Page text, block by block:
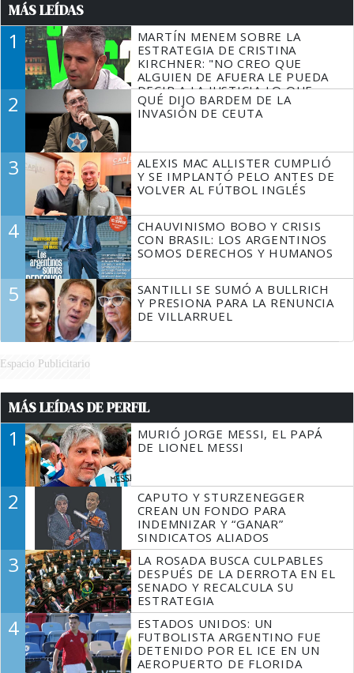
MÁS LEÍDAS
1
MARTÍN MENEM SOBRE LA
ESTRATEGIA DE CRISTINA
KIRCHNER: "NO CREO QUE
ALGUIEN DE AFUERA LE PUEDA
DECIR A LA JUSTICIA LO QUE
TIENE QUE HACER"
2
QUÉ DIJO BARDEM DE LA
INVASIÓN DE CEUTA
3
ALEXIS MAC ALLISTER CUMPLIÓ
Y SE IMPLANTÓ PELO ANTES DE
VOLVER AL FÚTBOL INGLÉS
4
CHAUVINISMO BOBO Y CRISIS
CON BRASIL: LOS ARGENTINOS
SOMOS DERECHOS Y HUMANOS
5
SANTILLI SE SUMÓ A BULLRICH
Y PRESIONA PARA LA RENUNCIA
DE VILLARRUEL
Espacio Publicitario
MÁS LEÍDAS DE PERFIL
1
MURIÓ JORGE MESSI, EL PAPÁ
DE LIONEL MESSI
2
CAPUTO Y STURZENEGGER
CREAN UN FONDO PARA
INDEMNIZAR Y “GANAR”
SINDICATOS ALIADOS
3
LA ROSADA BUSCA CULPABLES
DESPUÉS DE LA DERROTA EN EL
SENADO Y RECALCULA SU
ESTRATEGIA
4
ESTADOS UNIDOS: UN
FUTBOLISTA ARGENTINO FUE
DETENIDO POR EL ICE EN UN
AEROPUERTO DE FLORIDA